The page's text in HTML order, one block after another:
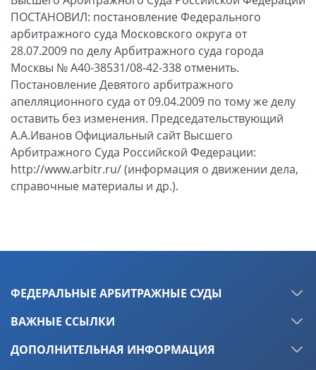
ФЕДЕРАЛЬНЫЕ АРБИТРАЖНЫЕ СУДЫ
ВАЖНЫЕ ССЫЛКИ
ДОПОЛНИТЕЛЬНАЯ ИНФОРМАЦИЯ